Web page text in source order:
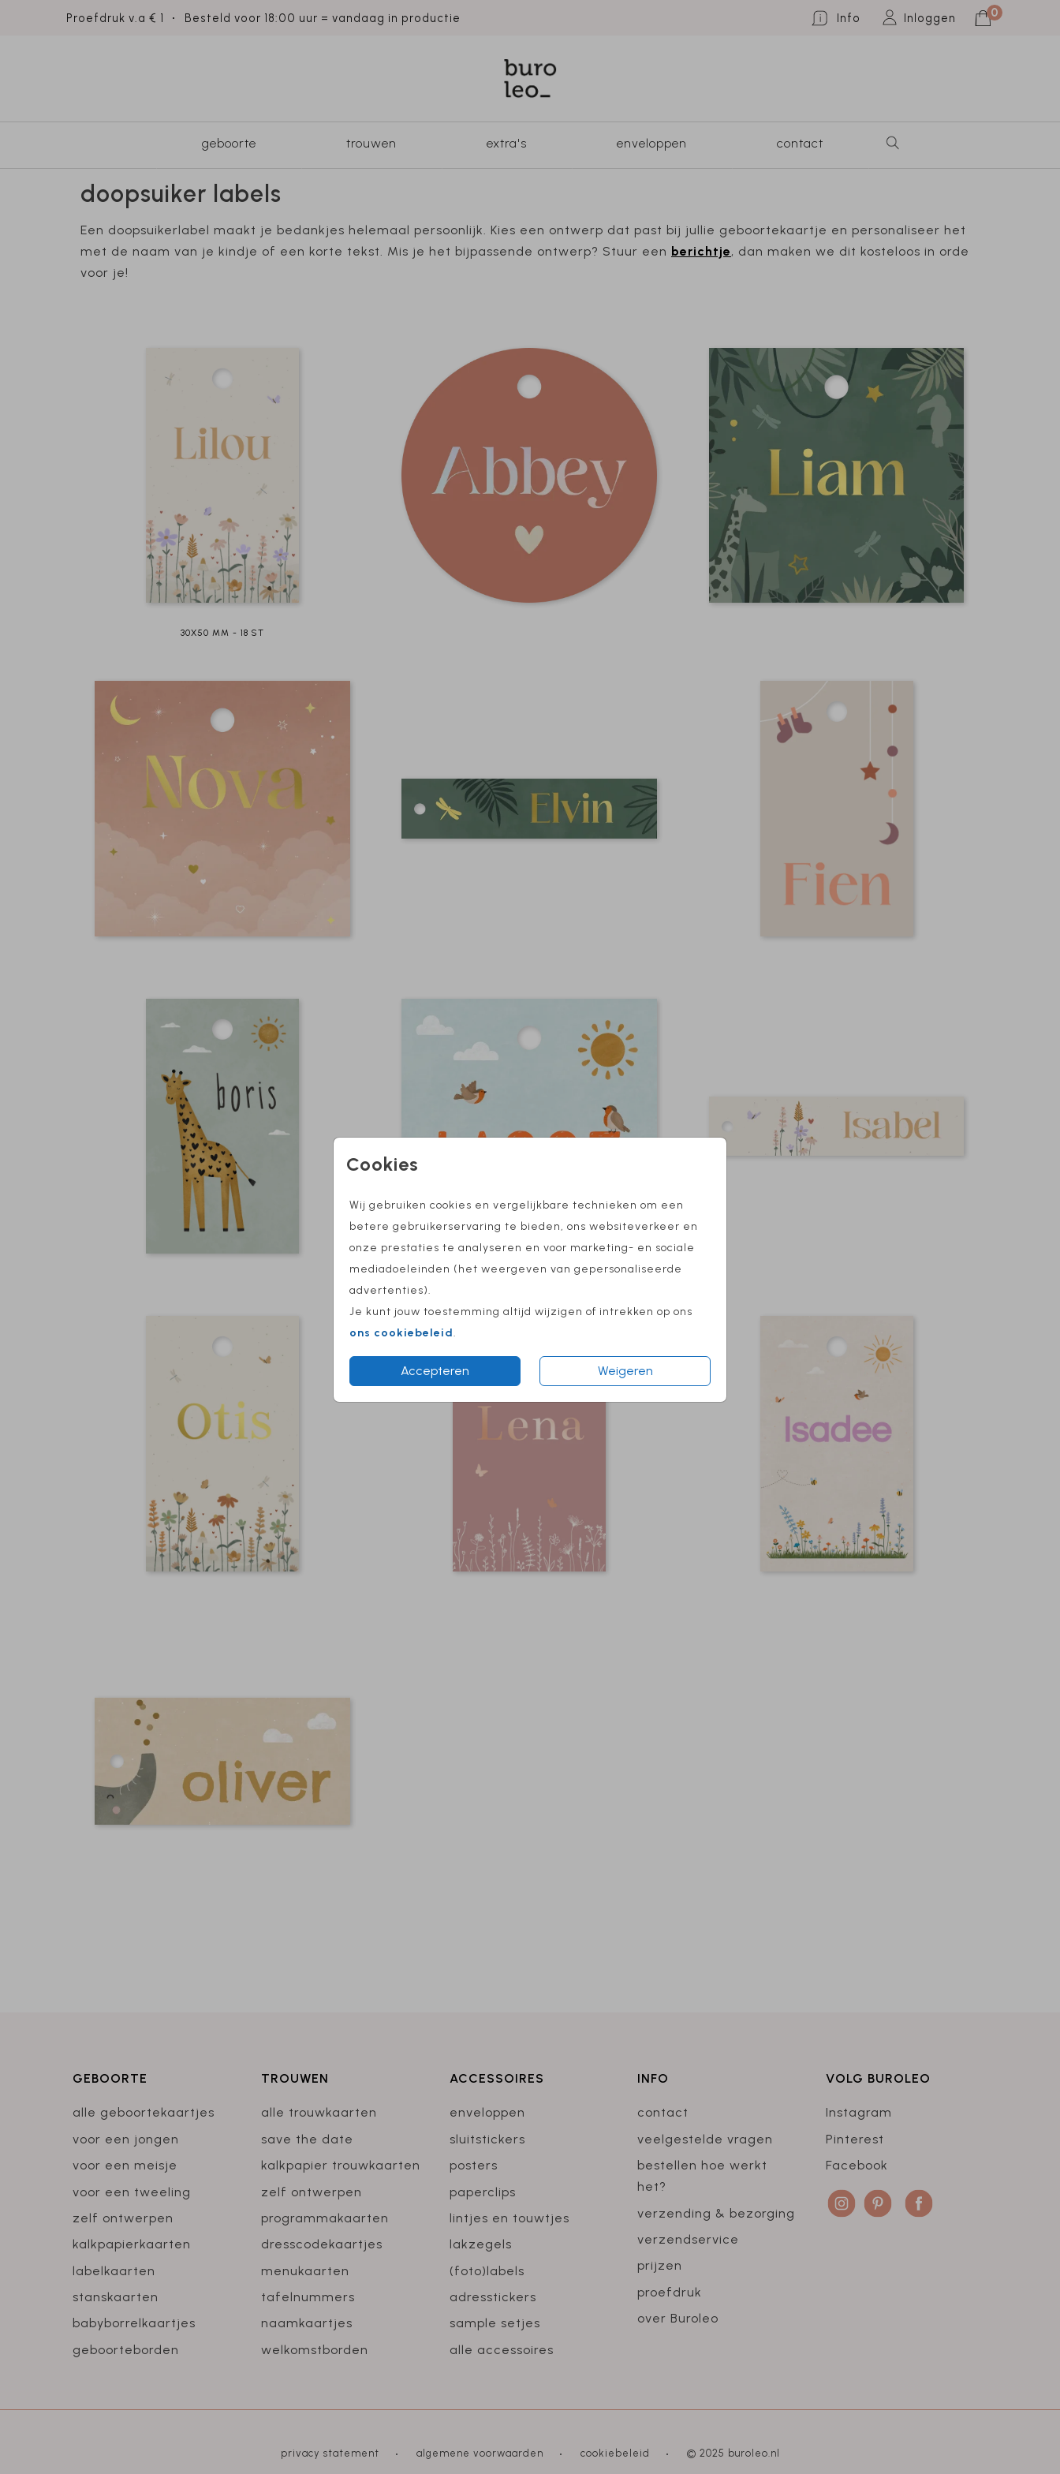
Proefdruk v.a € 1 Besteld voor 18:00 uur = vandaag in productie Info Inloggen 0
geboorte trouwen extra's enveloppen contact
Cookies
Wij gebruiken cookies en vergelijkbare technieken om een
betere gebruikerservaring te bieden, ons websiteverkeer en
onze prestaties te analyseren en voor marketing- en sociale
mediadoeleinden (het weergeven van gepersonaliseerde
advertenties).
Je kunt jouw toestemming altijd wijzigen of intrekken op ons
ons cookiebeleid.
Accepteren Weigeren
doopsuiker labels
Een doopsuikerlabel maakt je bedankjes helemaal persoonlijk. Kies een ontwerp dat past bij jullie geboortekaartje en personaliseer het
met de naam van je kindje of een korte tekst. Mis je het bijpassende ontwerp? Stuur een berichtje, dan maken we dit kosteloos in orde
voor je!
30X50 MM - 18 ST
GEBOORTE
alle geboortekaartjes
voor een jongen
voor een meisje
voor een tweeling
zelf ontwerpen
kalkpapierkaarten
labelkaarten
stanskaarten
babyborrelkaartjes
geboorteborden
TROUWEN
alle trouwkaarten
save the date
kalkpapier trouwkaarten
zelf ontwerpen
programmakaarten
dresscodekaartjes
menukaarten
tafelnummers
naamkaartjes
welkomstborden
ACCESSOIRES
enveloppen
sluitstickers
posters
paperclips
lintjes en touwtjes
lakzegels
(foto)labels
adresstickers
sample setjes
alle accessoires
INFO
contact
veelgestelde vragen
bestellen hoe werkt
het?
verzending & bezorging
verzendservice
prijzen
proefdruk
over Buroleo
VOLG BUROLEO
Instagram
Pinterest
Facebook
privacy statement algemene voorwaarden cookiebeleid © 2025 buroleo.nl